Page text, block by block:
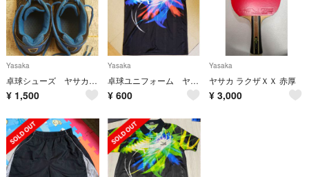
Yasaka
卓球シューズ ヤサカ ジェットインパクト 23.5センチ
¥ 1,500
Yasaka
卓球ユニフォーム ヤサカ O
¥ 600
Yasaka
ヤサカ ラクザＸＸ 赤厚
¥ 3,000